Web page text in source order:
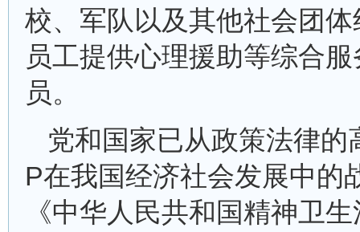
校、军队以及其他社会团
员工提供心理援助等综合
员。
党和国家已从政策法律的
P在我国经济社会发展中的
《中华人民共和国精神卫